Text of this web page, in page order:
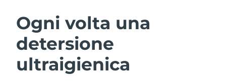
Ogni volta una
detersione
ultraigienica
Detersione viso Lifting viso
Austria
Bahrein
Belgio Consegna stimata